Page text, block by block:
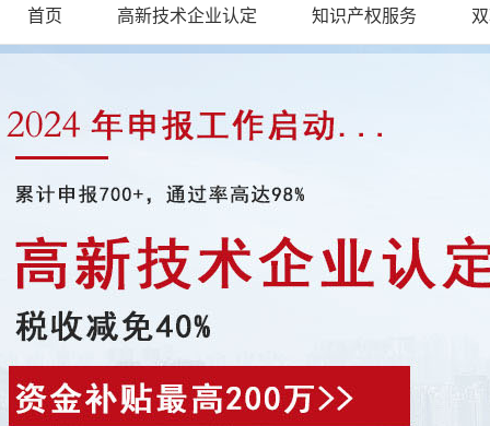
首页 高新技术企业认定 知识产权服务